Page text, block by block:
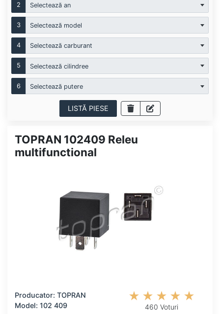
2 Selectează an
3 Selectează model
4 Selectează carburant
5 Selectează cilindree
6 Selectează putere
LISTĂ PIESE
TOPRAN 102409 Releu
multifunctional
Producator: TOPRAN
Model: 102 409
460 Voturi